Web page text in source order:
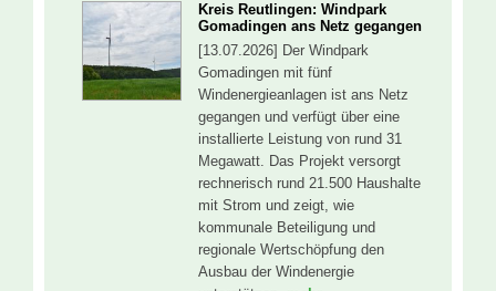
Kreis Reutlingen: Windpark
Gomadingen ans Netz gegangen
[13.07.2026] Der Windpark
Gomadingen mit fünf
Windenergieanlagen ist ans Netz
gegangen und verfügt über eine
installierte Leistung von rund 31
Megawatt. Das Projekt versorgt
rechnerisch rund 21.500 Haushalte
mit Strom und zeigt, wie
kommunale Beteiligung und
regionale Wertschöpfung den
Ausbau der Windenergie